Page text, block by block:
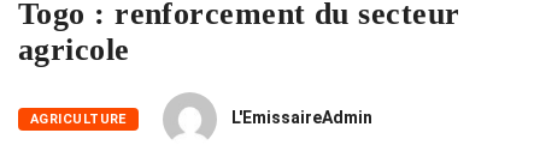
Togo : renforcement du secteur
agricole
AGRICULTURE L'EmissaireAdmin